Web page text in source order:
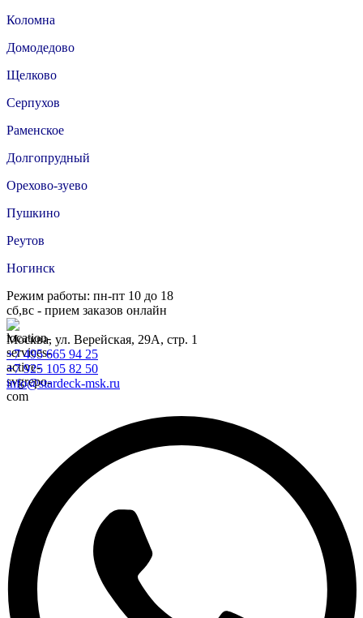
Коломна
Домодедово
Щелково
Серпухов
Раменское
Долгопрудный
Орехово-зуево
Пушкино
Реутов
Ногинск
Режим работы: пн-пт 10 до 18
сб,вс - прием заказов онлайн
Москва, ул. Верейская, 29А, стр. 1
+7 495 665 94 25
+7 925 105 82 50
info@stardeck-msk.ru